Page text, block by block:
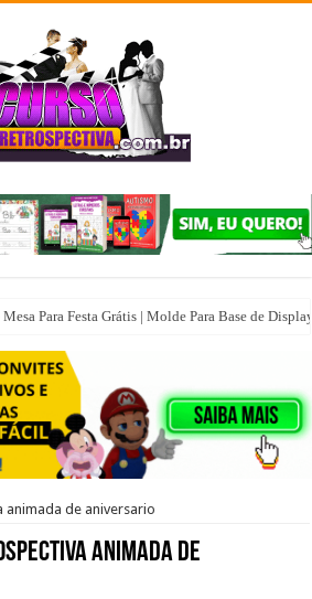
Para Festa Grátis | Molde Para Base de
animada de aniversario
animada de